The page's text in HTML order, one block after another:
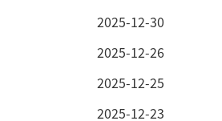
2025-12-30
2025-12-26
2025-12-25
2025-12-23